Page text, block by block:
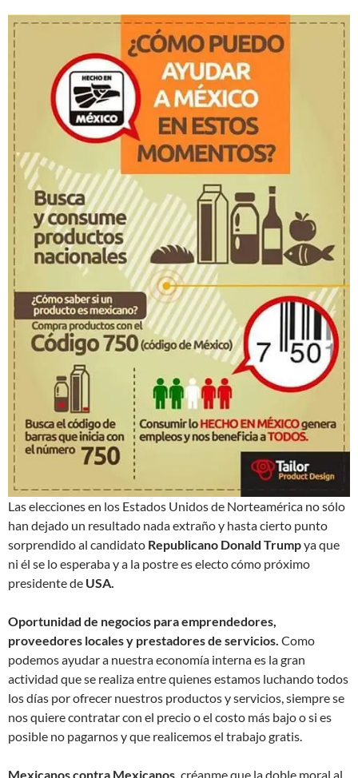
Las elecciones en los Estados Unidos de Norteamérica no sólo
han dejado un resultado nada extraño y hasta cierto punto
sorprendido al candidato Republicano Donald Trumpya que
ni él se lo esperaba y a la postre es electo cómo próximo
presidente de USA.
Oportunidad de negocios para emprendedores,
proveedores locales y prestadores de servicios. Como
podemos ayudar a nuestra economía interna es la gran
actividad que se realiza entre quienes estamos luchando todos
los días por ofrecer nuestros productos y servicios, siempre se
nos quiere contratar con el precio o el costo más bajo o si es
posible no pagarnos y que realicemos el trabajo gratis.
Mexicanos contra Mexicanos. créanme que la doble moral al